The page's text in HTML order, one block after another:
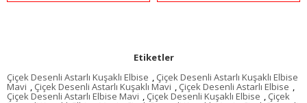
Etiketler
Çiçek Desenli Astarlı Kuşaklı Elbise
Çiçek Desenli Astarlı Kuşaklı Elbise
Mavi Çiçek Desenli Astarlı Kuşaklı Mavi Çiçek Desenli Astarlı Elbise
Çiçek Desenli Astarlı Elbise Mavi Çiçek Desenli Kuşaklı Elbise Çiçek